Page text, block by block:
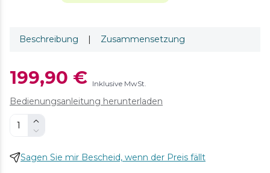
Beschreibung | Zusammensetzung
199,90 € Inklusive MwSt.
Bedienungsanleitung herunterladen
Sagen Sie mir Bescheid, wenn der Preis fällt